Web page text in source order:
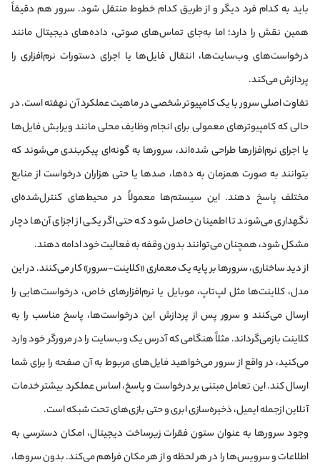
باید به کدام فرد دیگر و از طریق کدام خطوط منتقل شود. سرور هم دقیقاً
همین نقش را دارد؛ اما به‌جای تماس‌های صوتی، داده‌های دیجیتال مانند
درخواست‌های وب‌سایت‌ها، انتقال فایل‌ها یا اجرای دستورات نرم‌افزاری را
پردازش می‌کند.
تفاوت اصلی سرور با یک کامپیوتر شخصی در ماهیت عملکرد آن نهفته است. در
حالی که کامپیوترهای معمولی برای انجام وظایف محلی مانند ویرایش فایل‌ها
یا اجرای نرم‌افزارها طراحی شده‌اند، سرورها به گونه‌ای پیکربندی می‌شوند که
بتوانند به صورت همزمان به ده‌ها، صدها یا حتی هزاران درخواست از منابع
مختلف پاسخ دهند. این سیستم‌ها معمولاً در محیط‌های کنترل‌شده‌ای
نگهداری می‌شوند تا اطمینان حاصل شود که حتی اگر یکی از اجزای آن‌ها دچار
مشکل شود، همچنان می‌توانند بدون وقفه به فعالیت خود ادامه دهند.
از دید ساختاری، سرورها بر پایه یک معماری «کلاینت-سرور» کار می‌کنند. در این
مدل، کلاینت‌ها مثل لپ‌تاپ، موبایل یا نرم‌افزارهای خاص، درخواست‌هایی را
ارسال می‌کنند و سرور پس از پردازش این درخواست‌ها، پاسخ مناسب را به
کلاینت بازمی‌گرداند. مثلاً هنگامی که آدرس یک وب‌سایت را در مرورگر خود وارد
می‌کنید، در واقع از سرور می‌خواهید فایل‌های مربوط به آن صفحه را برای شما
ارسال کند. این تعامل مبتنی بر درخواست و پاسخ، اساس عملکرد بیشتر خدمات
آنلاین ازجمله ایمیل، ذخیره‌سازی ابری و حتی بازی‌های تحت شبکه است.
وجود سرورها به عنوان ستون فقرات زیرساخت دیجیتال، امکان دسترسی به
اطلاعات و سرویس‌ها را در هر لحظه و از هر مکان فراهم می‌کند. بدون سروها،